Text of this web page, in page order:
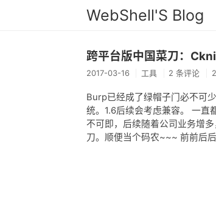
WebShell'S Blog
跨平台版中国菜刀：
2017-03-16 工具 2 条评论
Burp已经成了绿帽子门必不可
统。1.6后续会考虑兼容。 一直
不可即，后续随着公司业务增
刀。顺便当个码农~~~ 前前后